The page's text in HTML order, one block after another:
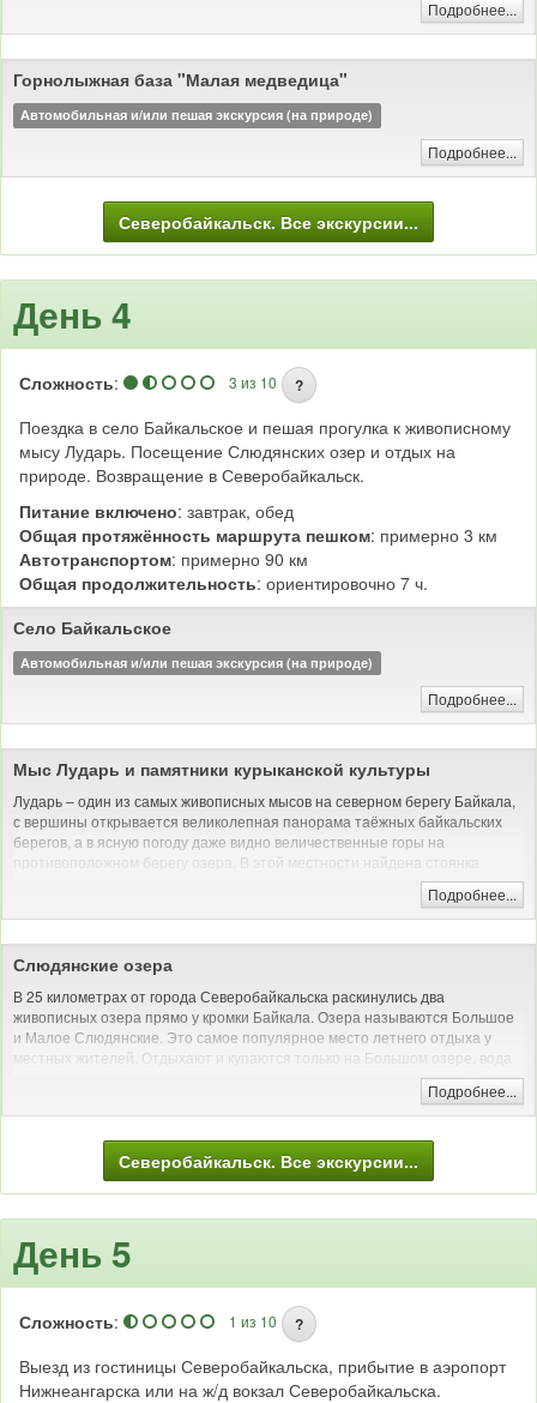
Подробнее...
Горнолыжная база "Малая медведица"
Автомобильная и/или пешая экскурсия (на природе)
Подробнее...
Северобайкальск. Все экскурсии...
День 4
Сложность: 3 из 10 ?
Поездка в село Байкальское и пешая прогулка к живописному
мысу Лударь. Посещение Слюдянских озер и отдых на
природе. Возвращение в Северобайкальск.
Питание включено: завтрак, обед
Общая протяжённость маршрута пешком: примерно 3 км
Автотранспортом: примерно 90 км
Общая продолжительность: ориентировочно 7 ч.
Село Байкальское
Автомобильная и/или пешая экскурсия (на природе)
Подробнее...
Мыс Лударь и памятники курыканской культуры
Лударь – один из самых живописных мысов на северном берегу Байкала,
с вершины открывается великолепная панорама таёжных байкальских
берегов, а в ясную погоду даже видно величественные горы на
противоположном берегу озера. В этой местности найдена стоянка
древнего человека, а также наскальные рисунки в пещере, которые
Подробнее...
Слюдянские озера
В 25 километрах от города Северобайкальска раскинулись два
живописных озера прямо у кромки Байкала. Озера называются Большое
и Малое Слюдянские. Это самое популярное место летнего отдыха у
местных жителей. Отдыхают и купаются только на Большом озере, вода
здесь прогревается лучше, чем в Байкале. Пляж пологий, из мелкой
Подробнее...
Северобайкальск. Все экскурсии...
День 5
Сложность: 1 из 10 ?
Выезд из гостиницы Северобайкальска, прибытие в аэропорт
Нижнеангарска или на ж/д вокзал Северобайкальска.